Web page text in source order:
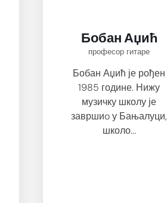
Бобан Аџић
професор гитаре
Бобан Аџић је рођен
1985 године. Нижу
музичку школу је
завршиo у Бањалуци,
школо...